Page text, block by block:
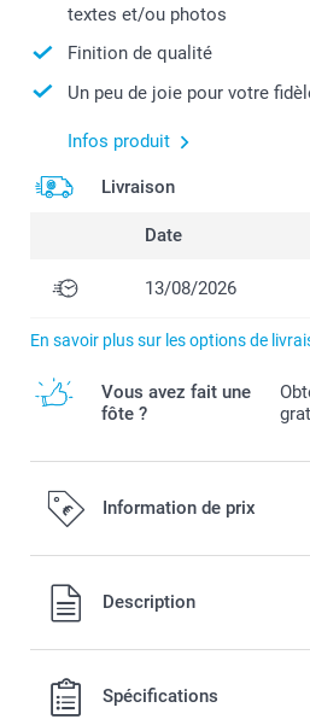
textes et/ou photos
Finition de qualité
Un peu de joie pour votre
Infos produit
Livraison
Date
13/08/2026
En savoir plus sur les options de
Vous avez fait une
fôte ?
Information de prix
Tous les prix sont en EURO (€),
port.
Description
Spécifications